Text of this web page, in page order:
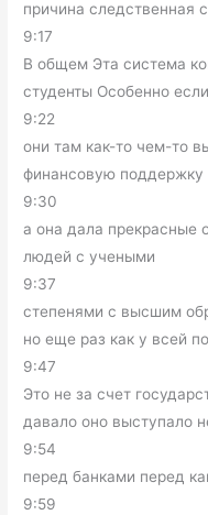
причина следственная
9:17
В общем Эта система
студенты Особенно если
9:22
они там как-то чем-то
финансовую поддержку
9:30
а она дала прекрасные
людей с учеными
9:37
степенями с высшим
но еще раз как у всей
9:47
Это не за счет
давало оно выступало
9:54
перед банками перед
9:59